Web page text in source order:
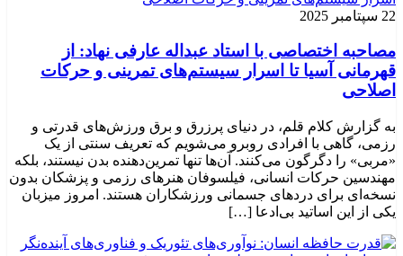
22 سپتامبر 2025
مصاحبه اختصاصی با استاد عبداله عارفی نهاد: از
قهرمانی آسیا تا اسرار سیستم‌های تمرینی و حرکات
اصلاحی
به گزارش کلام قلم، در دنیای پرزرق و برق ورزش‌های قدرتی و
رزمی، گاهی با افرادی روبرو می‌شویم که تعریف سنتی از یک
«مربی» را دگرگون می‌کنند. آن‌ها تنها تمرین‌دهنده بدن نیستند، بلکه
مهندسین حرکات انسانی، فیلسوفان هنرهای رزمی و پزشکان بدون
نسخه‌ای برای دردهای جسمانی ورزشکاران هستند. امروز میزبان
یکی از این اساتید بی‌ادعا […]